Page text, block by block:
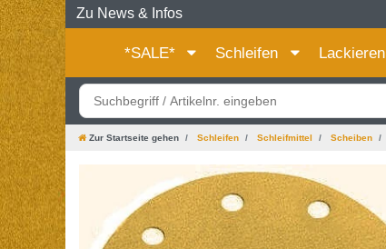
Zu News & Infos
*SALE* Schleifen Lackieren
Zur Startseite gehen Schleifen Schleifmittel Scheiben